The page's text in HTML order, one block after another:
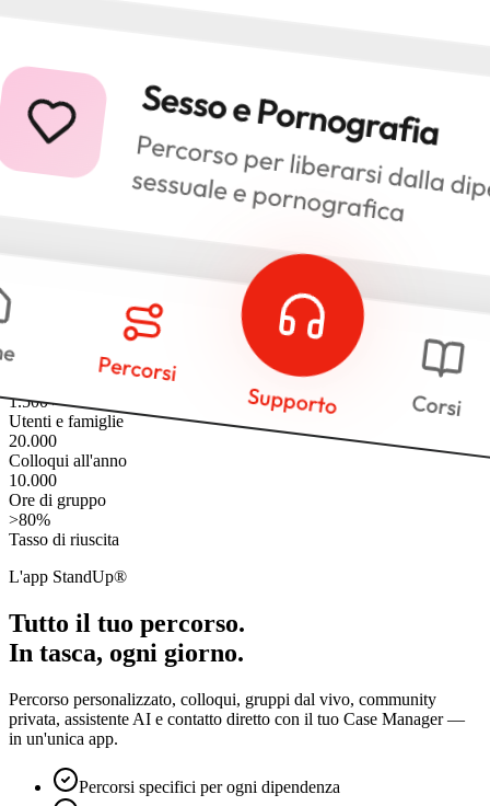
1.500+
Utenti e famiglie
20.000
Colloqui all'anno
10.000
Ore di gruppo
>80%
Tasso di riuscita
L'app StandUp®
Tutto il tuo percorso.
In tasca, ogni giorno.
Percorso personalizzato, colloqui, gruppi dal vivo, community
privata, assistente AI e contatto diretto con il tuo Case Manager —
in un'unica app.
Percorsi specifici per ogni dipendenza